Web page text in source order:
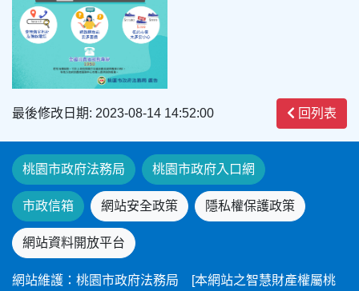
最後修改日期: 2023-08-14 14:52:00 回列表
桃園市政府法務局 桃園市政府入口網
市政信箱 網站安全政策 隱私權保護政策
網站資料開放平台
網站維護：桃園市政府法務局 [本網站之智慧財產權屬桃